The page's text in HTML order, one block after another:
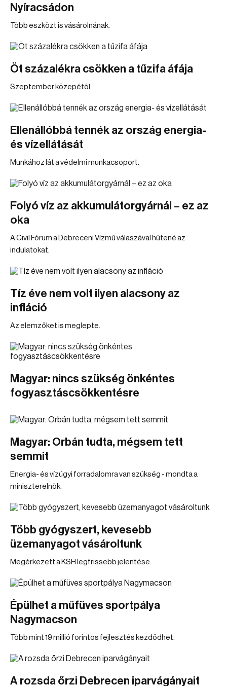
Nyíracsádon
Több eszközt is vásárolnának.
Öt százalékra csökken a tűzifa áfája
Szeptember közepétől.
Ellenállóbbá tennék az ország energia-
és vízellátását
Munkához lát a védelmi munkacsoport.
Folyó víz az akkumulátorgyárnál – ez az
oka
A Civil Fórum a Debreceni Vízmű válaszával hűtené az
indulatokat.
Tíz éve nem volt ilyen alacsony az
infláció
Az elemzőket is meglepte.
Magyar: nincs szükség önkéntes
fogyasztáscsökkentésre
Magyar: Orbán tudta, mégsem tett
semmit
Energia- és vízügyi forradalomra van szükség - mondta a
miniszterelnök.
Több gyógyszert, kevesebb
üzemanyagot vásároltunk
Megérkezett a KSH legfrissebb jelentése.
Épülhet a műfüves sportpálya
Nagymacson
Több mint 19 millió forintos fejlesztés kezdődhet.
A rozsda őrzi Debrecen iparvágányait